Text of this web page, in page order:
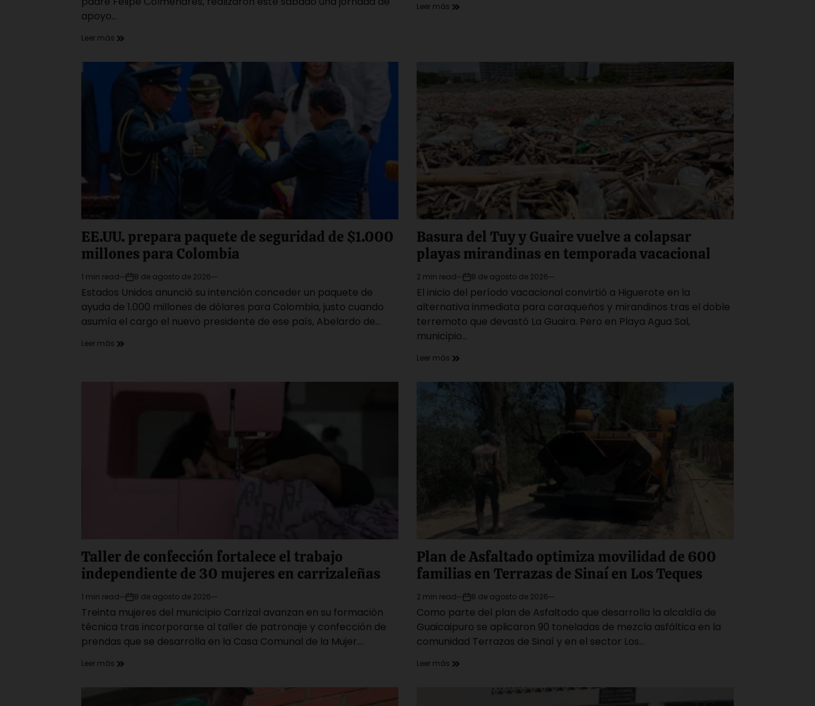
apoyo…
Leer más
Leer más
EE.UU. prepara paquete de seguridad de $1.000
millones para Colombia
Estimated
read
time
1 min read on8 de agosto de 2026
Estados Unidos anunció su intención conceder un paquete de
ayuda de 1.000 millones de dólares para Colombia, justo cuando
asumía el cargo el nuevo presidente de ese país, Abelardo de…
Leer más
Basura del Tuy y Guaire vuelve a colapsar
playas mirandinas en temporada vacacional
Estimated
read
time
2 min read on8 de agosto de 2026
El inicio del período vacacional convirtió a Higuerote en la
alternativa inmediata para caraqueños y mirandinos tras el doble
terremoto que devastó La Guaira. Pero en Playa Agua Sal,
municipio…
Leer más
Taller de confección fortalece el trabajo
independiente de 30 mujeres en carrizaleñas
Estimated
read
time
1 min read on8 de agosto de 2026
Treinta mujeres del municipio Carrizal avanzan en su formación
técnica tras incorporarse al taller de patronaje y confección de
prendas que se desarrolla en la Casa Comunal de la Mujer.…
Leer más
Plan de Asfaltado optimiza movilidad de 600
familias en Terrazas de Sinaí en Los Teques
Estimated
read
time
2 min read on8 de agosto de 2026
Como parte del plan de Asfaltado que desarrolla la alcaldía de
Guaicaipuro se aplicaron 90 toneladas de mezcla asfáltica en la
comunidad Terrazas de Sinaí y en el sector Los…
Leer más